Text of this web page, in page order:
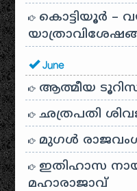
കൊട്ടിയൂർ –
June
ആത്മീയ
ഛത്രപതി
മുഗൾ
ഇതിഹാസ
മഹാരാജാവ്